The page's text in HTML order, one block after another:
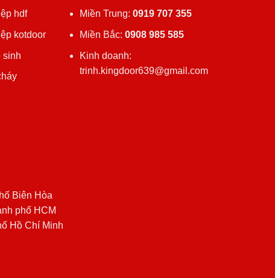
hdf
kotdoor
sinh
Miền Trung:0919 707 355
Miền Bắc:0908 985 585
Kinh doanh:
trinh.kingdoor639@gmail.com
Biên Hòa
phố HCM
Hồ Chí Minh